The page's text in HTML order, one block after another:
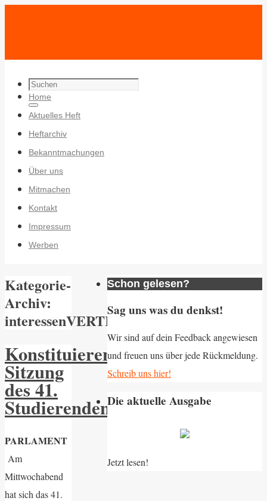
Search
for:
Search
Zum
Inhalt
springen
Home
Aktuelles Heft
Heftarchiv
Bekanntmachungen
Über uns
Mitmachen
Kontakt
Impressum
Werben
Kategorie-
Archiv:
interessenVERTRETUNG
Konstituierende
Sitzung
des 41.
Studierendenparlaments
PARLAMENT
Am
Mittwochabend
hat sich das 41.
Schon gelesen?
Sag uns was du denkst!
Wir sind auf dein Feedback angewiesen
und freuen uns über jede Rückmeldung.
Schreib uns hier!
Die aktuelle Ausgabe
Jetzt lesen!